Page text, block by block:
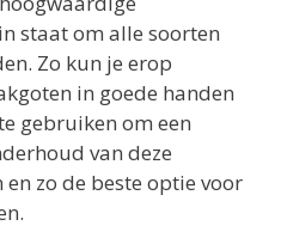
staat om alle soorten
Zo kun je erop
in goede handen
gebruiken om een
van deze
zo de beste optie voor